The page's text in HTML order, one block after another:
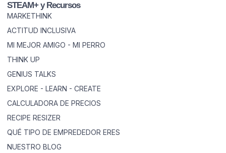
STEAM+ y Recursos
MARKETHINK
ACTITUD INCLUSIVA
MI MEJOR AMIGO - MI PERRO
THINK UP
GENIUS TALKS
EXPLORE - LEARN - CREATE
CALCULADORA DE PRECIOS
RECIPE RESIZER
QUÉ TIPO DE EMPREDEDOR ERES
NUESTRO BLOG